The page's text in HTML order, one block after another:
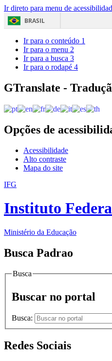
Ir direto para menu de
BRASIL
Ir para o conteúdo 1
Ir para o menu 2
Ir para a busca 3
Ir para o rodapé 4
GTranslate -
Opções de
Acessibilidade
Alto contraste
Mapa do site
IFG
Instituto
Ministério da Educação
Busca Padrao
Busca
Buscar no portal
Busca:
Redes Sociais